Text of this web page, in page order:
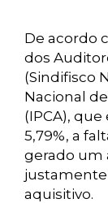
De acordo
dos
(Sindifisco
Nacional
(IPCA),
5,79%, a
gerado um
aquisitivo.